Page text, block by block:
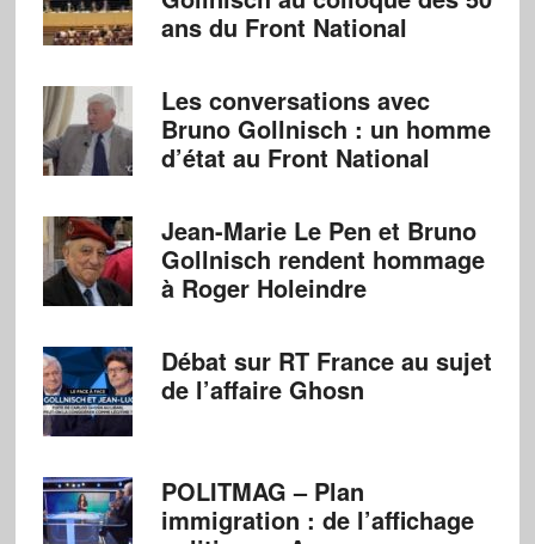
ans du Front National
Les conversations avec
Bruno Gollnisch : un homme
d’état au Front National
Jean-Marie Le Pen et Bruno
Gollnisch rendent hommage
à Roger Holeindre
Débat sur RT France au sujet
de l’affaire Ghosn
POLITMAG – Plan
immigration : de l’affichage